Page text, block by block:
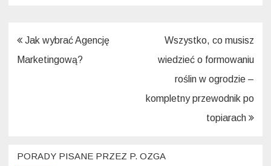
Nawigacja
wpisu
Jak wybrać Agencję
Marketingową?
Wszystko, co musisz
wiedzieć o formowaniu
roślin w ogrodzie –
kompletny przewodnik po
topiarach
PORADY PISANE PRZEZ P. OZGA